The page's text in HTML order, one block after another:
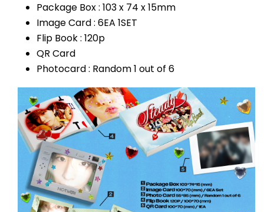
Package Box : 103 x 74 x 15mm
Image Card : 6EA 1SET
Flip Book : 120p
QR Card
Photocard : Random 1 out of 6